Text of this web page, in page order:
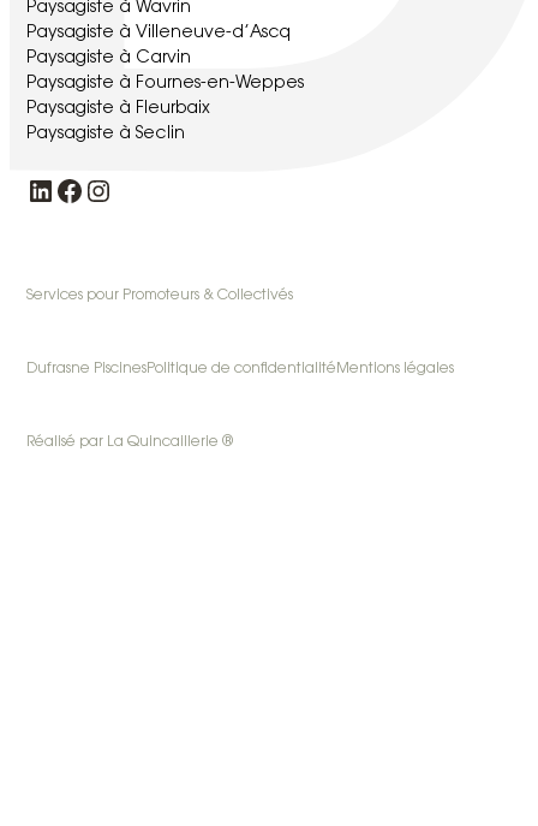
Paysagiste à Wavrin
Paysagiste à Villeneuve-d’Ascq
Paysagiste à Carvin
Paysagiste à Fournes-en-Weppes
Paysagiste à Fleurbaix
Paysagiste à Seclin
LinkedIn Facebook Instagram
Services pour Promoteurs & Collectivés
Dufrasne PiscinesPolitique de confidentialité Mentions légales
Réalisé par La Quincaillerie ®